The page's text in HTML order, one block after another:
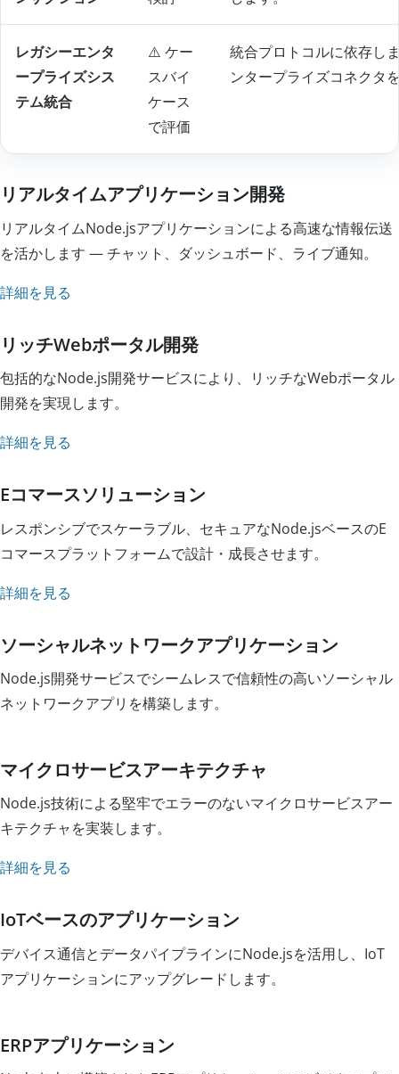
レガシーエンタ
ープライズシス
テム統合
⚠️ ケー
スバイ
ケース
で評価
統合プロトコルに依存し
ンタープライズコネクタ
リアルタイムアプリケーション開発
リアルタイムNode.jsアプリケーションによる高速な情報伝送
を活かします — チャット、ダッシュボード、ライブ通知。
詳細を見る
リッチWebポータル開発
包括的なNode.js開発サービスにより、リッチなWebポータル
開発を実現します。
詳細を見る
Eコマースソリューション
レスポンシブでスケーラブル、セキュアなNode.jsベースのE
コマースプラットフォームで設計・成長させます。
詳細を見る
ソーシャルネットワークアプリケーション
Node.js開発サービスでシームレスで信頼性の高いソーシャル
ネットワークアプリを構築します。
マイクロサービスアーキテクチャ
Node.js技術による堅牢でエラーのないマイクロサービスアー
キテクチャを実装します。
詳細を見る
IoTベースのアプリケーション
デバイス通信とデータパイプラインにNode.jsを活用し、IoT
アプリケーションにアップグレードします。
ERPアプリケーション